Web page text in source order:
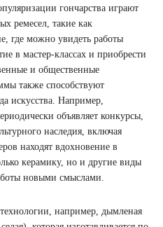
гончарства играют
ремесел, такие как
где можно увидеть работы
в мастер-классах и приобрести
и общественные
также способствуют
искусства. Например,
объявляет конкурсы,
наследия, включая
находят вдохновение в
керамику, но и другие виды
новыми смыслами.
например, дымленая